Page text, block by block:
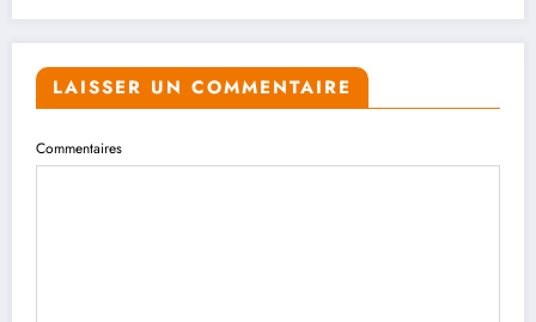
LAISSER UN COMMENTAIRE
Commentaires